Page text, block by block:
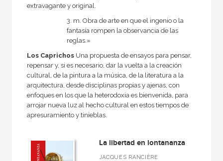
Antiguo
Teoría literaria
Moderna
Lingüística
Medieval
extravagante y original.
3. m. Obra de arte en que el ingenio o la
fantasía rompen la observancia de las
reglas.»
Los Caprichos Una propuesta de ensayos para pensar,
repensar y, si es necesario, dar la vuelta a la creación
cultural, de la pintura a la música, de la literatura a la
arquitectura, desde disciplinas propias y ajenas, con
enfoques en los que la heterodoxia es bienvenida, para
arrojar nueva luz al hecho cultural en estos tiempos de
apresuramiento y tinieblas.
La libertad en lontananza
JACQUES RANCIÈRE